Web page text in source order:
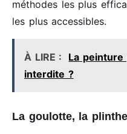
méthodes les plus
les plus accessibles.
À LIRE :
La
interdite ?
La goulotte, la